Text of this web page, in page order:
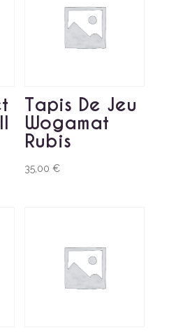
Tapis De Jeu
Wogamat
Rubis
35,00€